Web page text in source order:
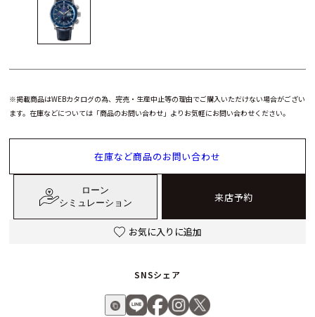
※掲載商品はWEBカタログの為、完売・生産中止等の理由でご購入いただけない場合がござい
ます。在庫などについては「商品のお問い合わせ」よりお気軽にお問い合わせください。
在庫など商品のお問い合わせ
ローン
シミュレーション
来店予約
お気に入りに追加
SNSシェア